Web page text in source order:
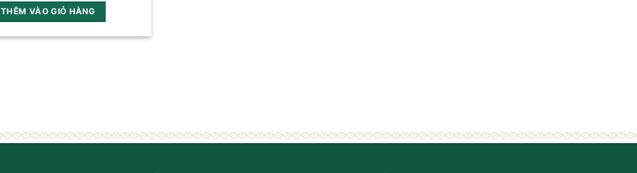
là:
330.000 VNĐ.
THÊM VÀO GIỎ HÀNG